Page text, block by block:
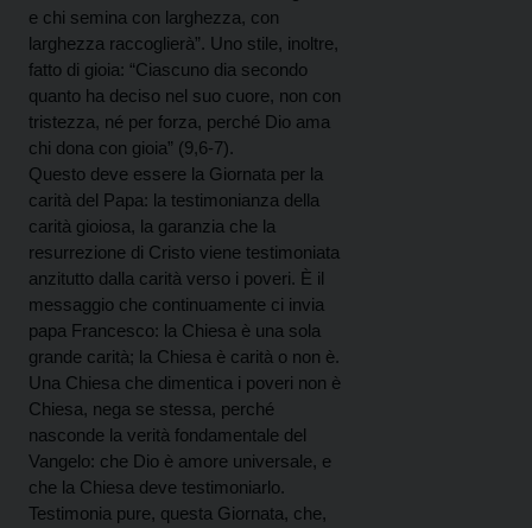
e chi semina con larghezza, con
larghezza raccoglierà”. Uno stile, inoltre,
fatto di gioia: “Ciascuno dia secondo
quanto ha deciso nel suo cuore, non con
tristezza, né per forza, perché Dio ama
chi dona con gioia” (9,6-7).
Questo deve essere la Giornata per la
carità del Papa: la testimonianza della
carità gioiosa, la garanzia che la
resurrezione di Cristo viene testimoniata
anzitutto dalla carità verso i poveri. È il
messaggio che continuamente ci invia
papa Francesco: la Chiesa è una sola
grande carità; la Chiesa è carità o non è.
Una Chiesa che dimentica i poveri non è
Chiesa, nega se stessa, perché
nasconde la verità fondamentale del
Vangelo: che Dio è amore universale, e
che la Chiesa deve testimoniarlo.
Testimonia pure, questa Giornata, che,